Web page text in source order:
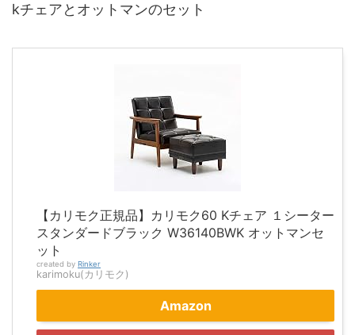
kチェアとオットマンのセット
【カリモク正規品】カリモク60 Kチェア １シーター
スタンダードブラック W36140BWK オットマンセ
ット
created by Rinker
karimoku(カリモク)
Amazon